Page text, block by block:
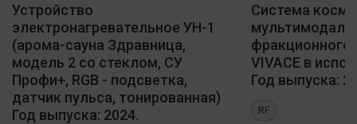
Устройство
электронагревательное УН-1
(арома-сауна Здравница,
модель 2 со стеклом, СУ
Профи+, RGB - подсветка,
датчик пульса, тонированная)
Год выпуска: 2024.
Система
фракционного
VIVACE в
Год выпуска:
RF